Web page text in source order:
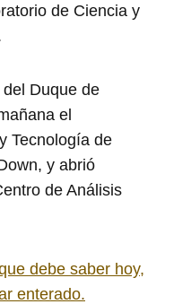
de Ciencia y
Duque de
el
Tecnología de
y abrió
de Análisis
debe saber hoy,
enterado.